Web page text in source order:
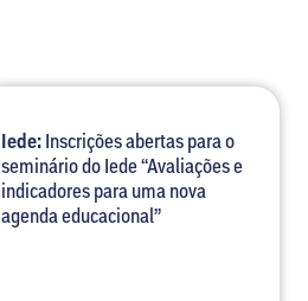
Iede:Inscrições abertas para o
seminário do Iede “Avaliações e
indicadores para uma nova
agenda educacional”